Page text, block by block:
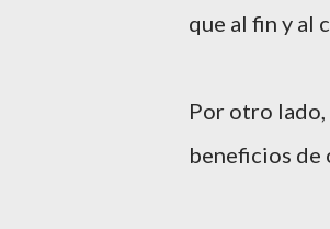
que al fin y al
Por otro
beneficios de